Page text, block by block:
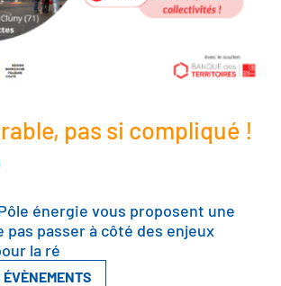
pas si compliqué !
énergie vous proposent une
pas passer à côté des enjeux
la ré
ÉVÈNEMENTS